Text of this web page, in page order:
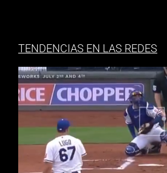
TENDENCIAS EN LAS REDES